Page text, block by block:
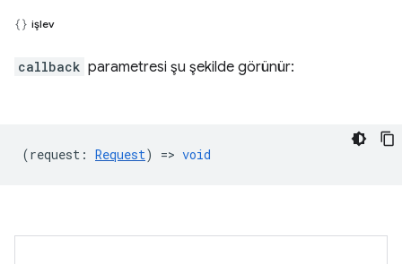
işlev
callback parametresi şu şekilde görünür:
(request : Request) => void